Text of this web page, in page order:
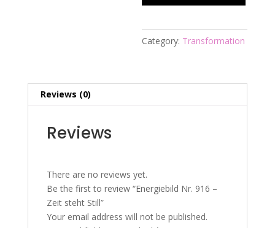
Still
Category: Transformation
Reviews (0)
Reviews
There are no reviews yet.
Be the first to review “Energiebild Nr. 916 –
Zeit steht Still”
Your email address will not be published.